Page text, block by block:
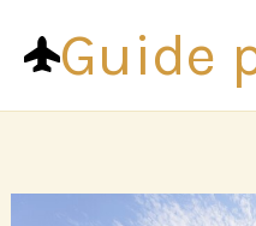
contenuGuide